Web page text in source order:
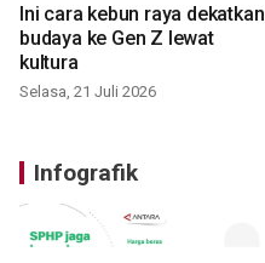
Ini cara kebun raya dekatkan
budaya ke Gen Z lewat
kultura
Selasa, 21 Juli 2026
Infografik